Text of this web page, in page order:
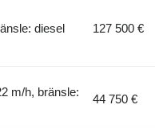
diesel 127 500 €
m/h, bränsle:
44 750 €